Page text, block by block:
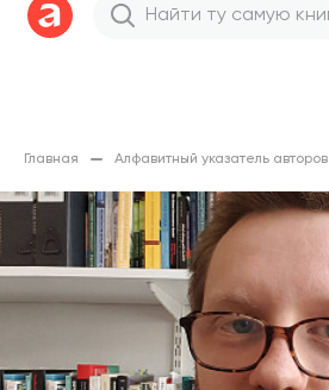
Главная Алфавитный указатель авторов